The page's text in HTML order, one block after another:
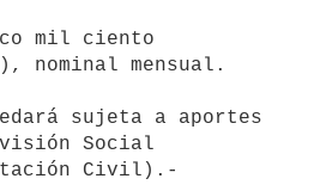
mil ciento
nominal mensual.
sujeta a aportes
Social